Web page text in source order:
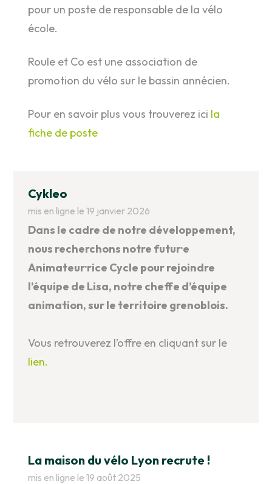
pour un poste de responsable de la vélo
école.
Roule et Co est une association de
promotion du vélo sur le bassin annécien.
Pour en savoir plus vous trouverez ici la
fiche de poste
Cykleo
mis en ligne le 19 janvier 2026
Dans le cadre de notre développement,
nous recherchons notre futur·e
Animateur·rice Cycle pour rejoindre
l’équipe de Lisa, notre cheffe d’équipe
animation, sur le territoire grenoblois.
Vous retrouverez l’offre en cliquant sur le
lien.
La maison du vélo Lyon recrute !
mis en ligne le 19 août 2025